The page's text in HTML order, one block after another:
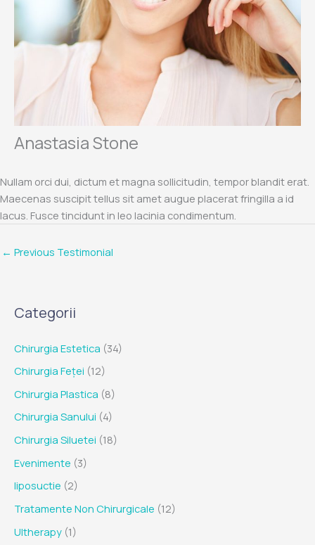
Anastasia Stone
Nullam orci dui, dictum et magna sollicitudin, tempor blandit erat.
Maecenas suscipit tellus sit amet augue placerat fringilla a id
lacus. Fusce tincidunt in leo lacinia condimentum.
← Previous Testimonial
Categorii
Chirurgia Estetica (34)
Chirurgia Feței (12)
Chirurgia Plastica (8)
Chirurgia Sanului (4)
Chirurgia Siluetei (18)
Evenimente (3)
liposuctie (2)
Tratamente Non Chirurgicale (12)
Ultherapy (1)